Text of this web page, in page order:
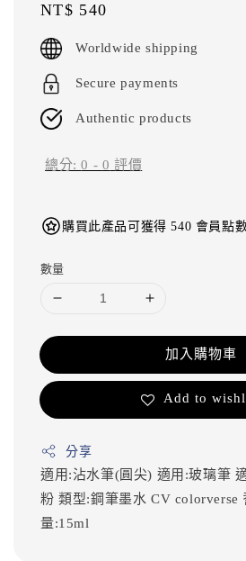
Regular
price
NT$ 540
Worldwide shipping
Secure payments
Authentic products
總分:0 - 0 評價
購買此產品可獲得 540 會員點
數量
加入購物車
Add to
分享
適用:沾水筆(圓尖) 適用:玻璃筆
粉類型:鋼筆墨水CV colorverse
量:15ml